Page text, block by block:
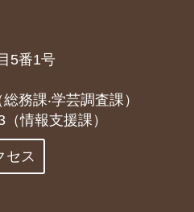
5番1号
務課‧学芸調査課）
報支援課）
セス